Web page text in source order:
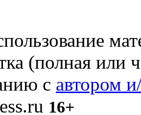
(полная или
с автором
16+